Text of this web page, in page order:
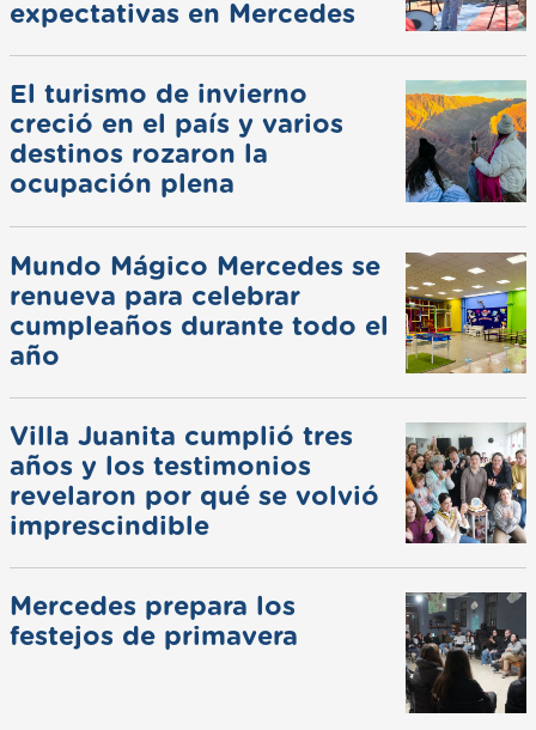
expectativas en Mercedes
El turismo de invierno
creció en el país y varios
destinos rozaron la
ocupación plena
Mundo Mágico Mercedes se
renueva para celebrar
cumpleaños durante todo el
año
Villa Juanita cumplió tres
años y los testimonios
revelaron por qué se volvió
imprescindible
Mercedes prepara los
festejos de primavera